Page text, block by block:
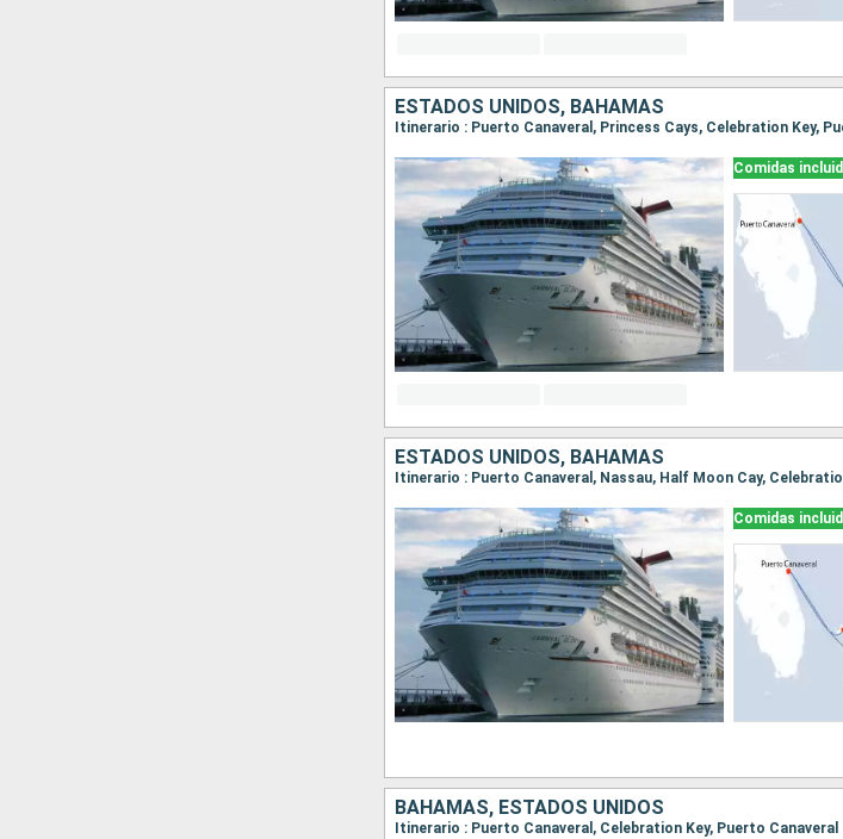
ESTADOS UNIDOS, BAHAMAS
Itinerario : Puerto Canaveral, Princess Cays, Celebration Key,
Comidas
ESTADOS UNIDOS, BAHAMAS
Itinerario : Puerto Canaveral, Nassau, Half Moon Cay,
Comidas
BAHAMAS, ESTADOS UNIDOS
Itinerario : Puerto Canaveral, Celebration Key, Puerto Canaveral